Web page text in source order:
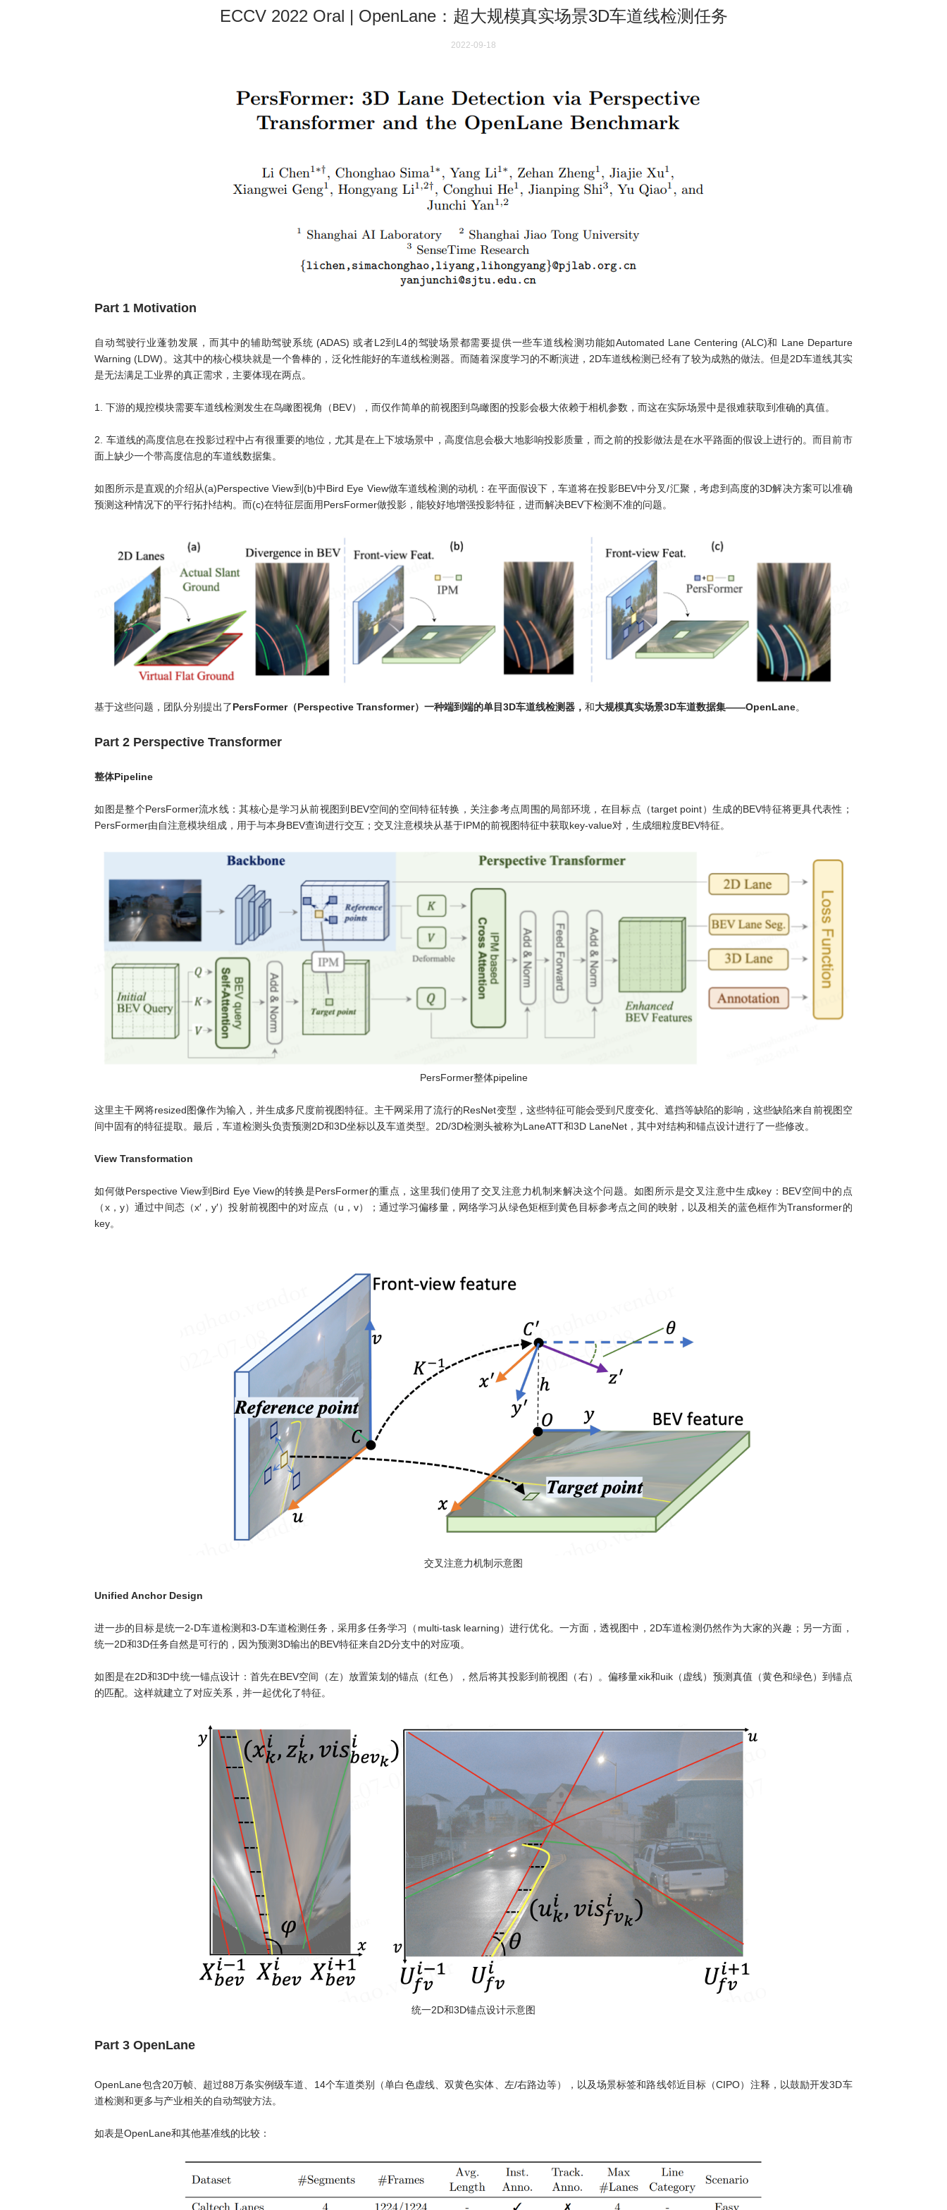
ECCV 2022 Oral | OpenLane：超大规模真实场景3D车道线检测任务
2022-09-18
Part 1 Motivation
自动驾驶行业蓬勃发展，而其中的辅助驾驶系统 (ADAS) 或者L2到L4的驾驶场景都需要提供一些车道线检测功能如Automated Lane Centering (ALC)和 Lane Departure
Warning (LDW)。这其中的核心模块就是一个鲁棒的，泛化性能好的车道线检测器。而随着深度学习的不断演进，2D车道线检测已经有了较为成熟的做法。但是2D车道线其实
是无法满足工业界的真正需求，主要体现在两点。
1. 下游的规控模块需要车道线检测发生在鸟瞰图视角（BEV），而仅作简单的前视图到鸟瞰图的投影会极大依赖于相机参数，而这在实际场景中是很难获取到准确的真值。
2. 车道线的高度信息在投影过程中占有很重要的地位，尤其是在上下坡场景中，高度信息会极大地影响投影质量，而之前的投影做法是在水平路面的假设上进行的。而目前市
面上缺少一个带高度信息的车道线数据集。
如图所示是直观的介绍从(a)Perspective View到(b)中Bird Eye View做车道线检测的动机：在平面假设下，车道将在投影BEV中分叉/汇聚，考虑到高度的3D解决方案可以准确
预测这种情况下的平行拓扑结构。而(c)在特征层面用PersFormer做投影，能较好地增强投影特征，进而解决BEV下检测不准的问题。
基于这些问题，团队分别提出了PersFormer（Perspective Transformer）一种端到端的单目3D车道线检测器，和大规模真实场景3D车道数据集——OpenLane。
Part 2 Perspective Transformer
整体Pipeline
如图是整个PersFormer流水线：其核心是学习从前视图到BEV空间的空间特征转换，关注参考点周围的局部环境，在目标点（target point）生成的BEV特征将更具代表性；
PersFormer由自注意模块组成，用于与本身BEV查询进行交互；交叉注意模块从基于IPM的前视图特征中获取key-value对，生成细粒度BEV特征。
PersFormer整体pipeline
这里主干网将resized图像作为输入，并生成多尺度前视图特征。主干网采用了流行的ResNet变型，这些特征可能会受到尺度变化、遮挡等缺陷的影响，这些缺陷来自前视图空
间中固有的特征提取。最后，车道检测头负责预测2D和3D坐标以及车道类型。2D/3D检测头被称为LaneATT和3D LaneNet，其中对结构和锚点设计进行了一些修改。
View Transformation
如何做Perspective View到Bird Eye View的转换是PersFormer的重点，这里我们使用了交叉注意力机制来解决这个问题。如图所示是交叉注意中生成key：BEV空间中的点
（x，y）通过中间态（x′，y′）投射前视图中的对应点（u，v）；通过学习偏移量，网络学习从绿色矩框到黄色目标参考点之间的映射，以及相关的蓝色框作为Transformer的
key。
交叉注意力机制示意图
Unified Anchor Design
进一步的目标是统一2-D车道检测和3-D车道检测任务，采用多任务学习（multi-task learning）进行优化。一方面，透视图中，2D车道检测仍然作为大家的兴趣；另一方面，
统一2D和3D任务自然是可行的，因为预测3D输出的BEV特征来自2D分支中的对应项。
如图是在2D和3D中统一锚点设计：首先在BEV空间（左）放置策划的锚点（红色），然后将其投影到前视图（右）。偏移量xik和uik（虚线）预测真值（黄色和绿色）到锚点
的匹配。这样就建立了对应关系，并一起优化了特征。
统一2D和3D锚点设计示意图
Part 3 OpenLane
OpenLane包含20万帧、超过88万条实例级车道、14个车道类别（单白色虚线、双黄色实体、左/右路边等），以及场景标签和路线邻近目标（CIPO）注释，以鼓励开发3D车
道检测和更多与产业相关的自动驾驶方法。
如表是OpenLane和其他基准线的比较：